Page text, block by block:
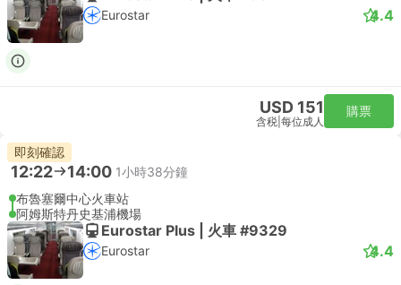
Eurostar 4.4
USD 151
含税 每位成人
購票
即刻確認
12:22 14:00 1小時38分鐘
布魯塞爾中心火車站
阿姆斯特丹史基浦機場
Eurostar Plus | 火車 #9329
Eurostar 4.4